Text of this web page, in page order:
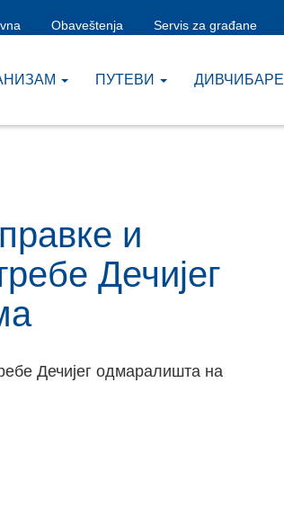
Obaveštenja Servis za građane
ПУТЕВИ ДИВЧИБАРЕ
и
Дечијег
Дечијег одмаралишта на